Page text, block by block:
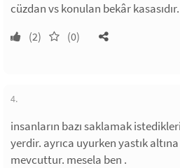
cüzdan vs konulan bekâr kasasıdır.
(2) (0)
4.
insanların bazı saklamak
yerdir. ayrıca uyurken yastık
mevcuttur. mesela ben .